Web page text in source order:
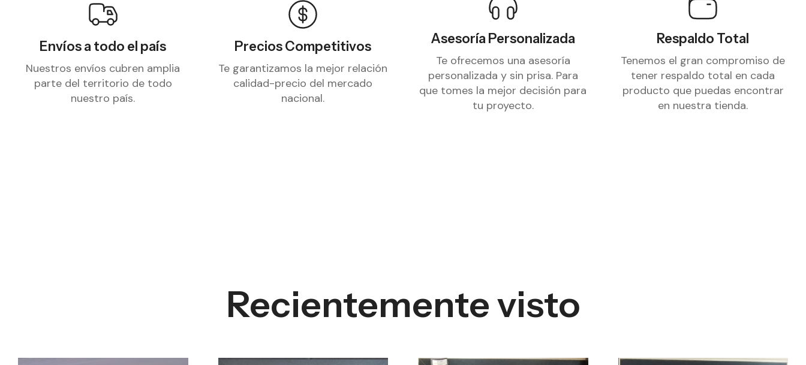
Envíos a todo el país
Nuestros envíos cubren amplia
parte del territorio de todo
nuestro país.
Precios Competitivos
Te garantizamos la mejor relación
calidad-precio del mercado
nacional.
Asesoría Personalizada
Te ofrecemos una asesoría
personalizada y sin prisa. Para
que tomes la mejor decisión para
tu proyecto.
Respaldo Total
Tenemos el gran compromiso de
tener respaldo total en cada
producto que puedas encontrar
en nuestra tienda.
Recientemente visto